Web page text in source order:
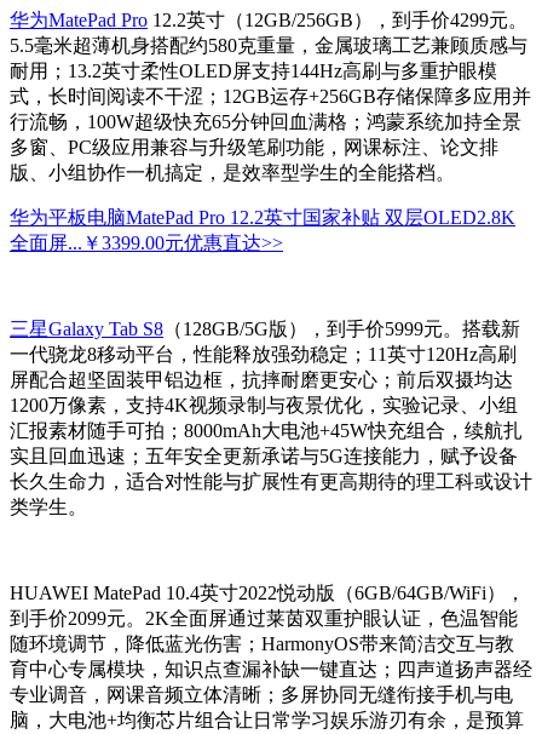
华为MatePad Pro 12.2英寸（12GB/256GB），到手价4299元。
5.5毫米超薄机身搭配约580克重量，金属玻璃工艺兼顾质感与
耐用；13.2英寸柔性OLED屏支持144Hz高刷与多重护眼模
式，长时间阅读不干涩；12GB运存+256GB存储保障多应用并
行流畅，100W超级快充65分钟回血满格；鸿蒙系统加持全景
多窗、PC级应用兼容与升级笔刷功能，网课标注、论文排
版、小组协作一机搞定，是效率型学生的全能搭档。
华为平板电脑MatePad Pro 12.2英寸国家补贴 双层OLED2.8K
全面屏... ￥3399.00元优惠直达>>
三星Galaxy Tab S8 （128GB/5G版），到手价5999元。搭载新
一代骁龙8移动平台，性能释放强劲稳定；11英寸120Hz高刷
屏配合超坚固装甲铝边框，抗摔耐磨更安心；前后双摄均达
1200万像素，支持4K视频录制与夜景优化，实验记录、小组
汇报素材随手可拍；8000mAh大电池+45W快充组合，续航扎
实且回血迅速；五年安全更新承诺与5G连接能力，赋予设备
长久生命力，适合对性能与扩展性有更高期待的理工科或设计
类学生。
HUAWEI MatePad 10.4英寸2022悦动版（6GB/64GB/WiFi），
到手价2099元。2K全面屏通过莱茵双重护眼认证，色温智能
随环境调节，降低蓝光伤害；HarmonyOS带来简洁交互与教
育中心专属模块，知识点查漏补缺一键直达；四声道扬声器经
专业调音，网课音频立体清晰；多屏协同无缝衔接手机与电
脑，大电池+均衡芯片组合让日常学习娱乐游刃有余，是预算